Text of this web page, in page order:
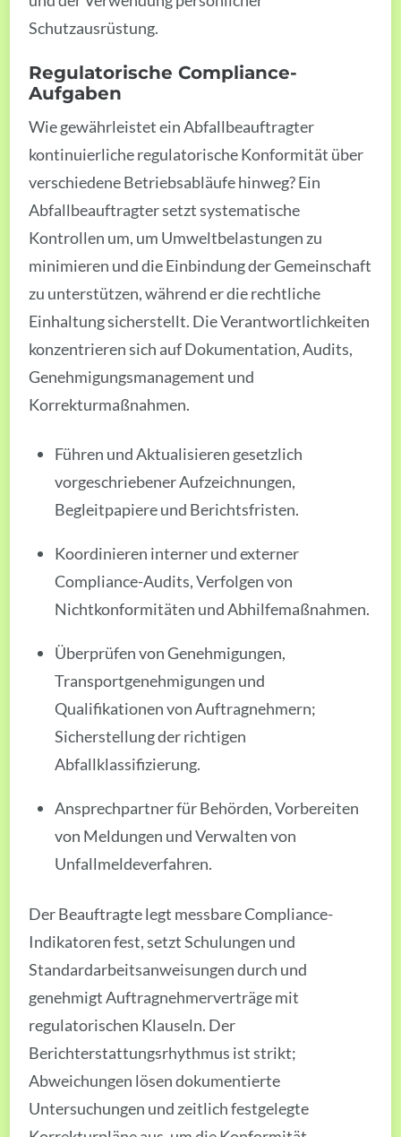
Schutzausrüstung.
Regulatorische Compliance-
Aufgaben
Wie gewährleistet ein Abfallbeauftragter
kontinuierliche regulatorische Konformität über
verschiedene Betriebsabläufe hinweg? Ein
Abfallbeauftragter setzt systematische
Kontrollen um, um Umweltbelastungen zu
minimieren und die Einbindung der Gemeinschaft
zu unterstützen, während er die rechtliche
Einhaltung sicherstellt. Die Verantwortlichkeiten
konzentrieren sich auf Dokumentation, Audits,
Genehmigungsmanagement und
Korrekturmaßnahmen.
Führen und Aktualisieren gesetzlich
vorgeschriebener Aufzeichnungen,
Begleitpapiere und Berichtsfristen.
Koordinieren interner und externer
Compliance-Audits, Verfolgen von
Nichtkonformitäten und Abhilfemaßnahmen.
Überprüfen von Genehmigungen,
Transportgenehmigungen und
Qualifikationen von Auftragnehmern;
Sicherstellung der richtigen
Abfallklassifizierung.
Ansprechpartner für Behörden, Vorbereiten
von Meldungen und Verwalten von
Unfallmeldeverfahren.
Der Beauftragte legt messbare Compliance-
Indikatoren fest, setzt Schulungen und
Standardarbeitsanweisungen durch und
genehmigt Auftragnehmerverträge mit
regulatorischen Klauseln. Der
Berichterstattungsrhythmus ist strikt;
Abweichungen lösen dokumentierte
Untersuchungen und zeitlich festgelegte